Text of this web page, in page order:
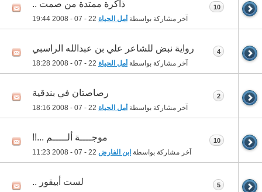
ذاكرة ممتدة من صمت ..
آخر مشاركة بواسطة أمل الحياة 19:44
10
رواية نبض للشاعر علي بن عبدالله الراسبي
آخر مشاركة بواسطة أمل الحياة 18:28
4
رصاصتان في بندقية
آخر مشاركة بواسطة أمل الحياة 18:16
2
موجــــة ألـــــم ...!!
آخر مشاركة بواسطة ابن الفارض 11:23
10
لست أبيقور .. 5